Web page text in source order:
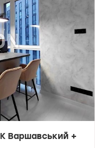
У дворі зона
Квартира
5-му поверсі. Вікна на
загальна площа
з великої кухні-
коридору 6,3 м2 і
в експлуатацію.
ремонт і
реально. Ціна -
у вартість. Є інші
Ціна : 73500 у.о.
1152862
Варшавський +